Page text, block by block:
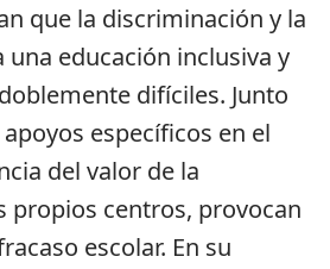
que la discriminación y la
una educación inclusiva y
difíciles. Junto
específicos en el
del valor de la
propios centros, provocan
escolar. En su